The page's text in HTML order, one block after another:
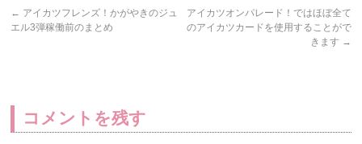
← アイカツフレンズ！かがやきのジュ
エル3弾稼働前のまとめ
アイカツオンパレード！ではほぼ全て
のアイカツカードを使用することがで
きます →
コメントを残す